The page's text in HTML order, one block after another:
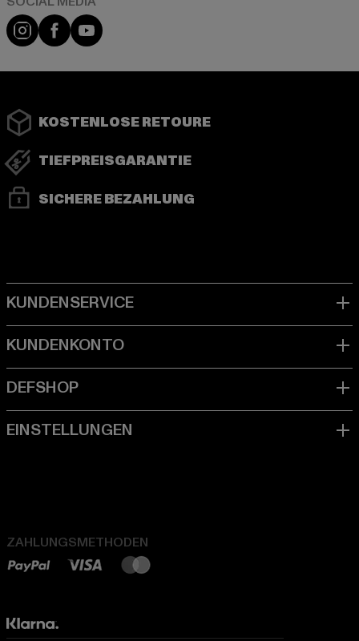
Instagram
FacebookYouTube
KOSTENLOSE RETOURE
TIEFPREISGARANTIE
SICHERE BEZAHLUNG
ZAHLUNGSMETHODEN